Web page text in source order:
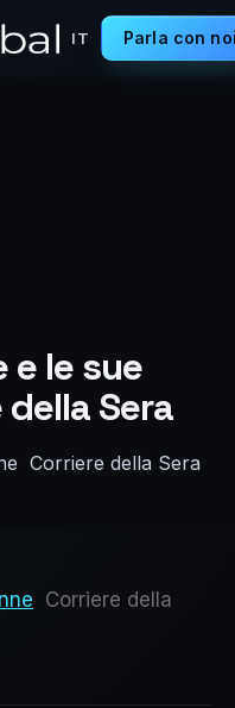
IT Parla con
e le sue
Sera
Corriere della Sera
Corriere della